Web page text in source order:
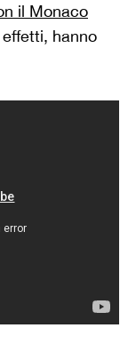
il Monaco
hanno